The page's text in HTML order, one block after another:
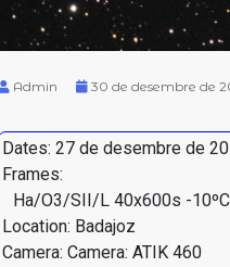
Admin 30 de desembre de
Dates: 27 de desembre de
Frames:
Ha/O3/SII/L 40x600s -10ºC
Location: Badajoz
Camera: Camera: ATIK 460